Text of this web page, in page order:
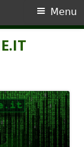
Menu